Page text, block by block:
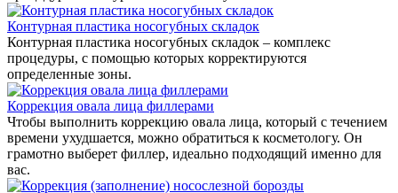
Контурная пластика носогубных складок
Контурная пластика носогубных складок – комплекс
процедуры, с помощью которых корректируются
определенные зоны.
Коррекция овала лица филлерами
Чтобы выполнить коррекцию овала лица, который с течением
времени ухудшается, можно обратиться к косметологу. Он
грамотно выберет филлер, идеально подходящий именно для
вас.